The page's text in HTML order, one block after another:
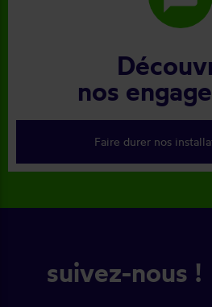
nos
Faire durer nos
suivez-nous !